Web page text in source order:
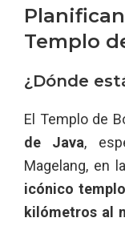
Templo
¿Dónde
El Templo de
de Java,
Magelang, en
icónico
kilómetros al